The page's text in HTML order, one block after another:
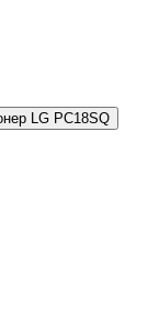
Кондиционер LG PC18SQ